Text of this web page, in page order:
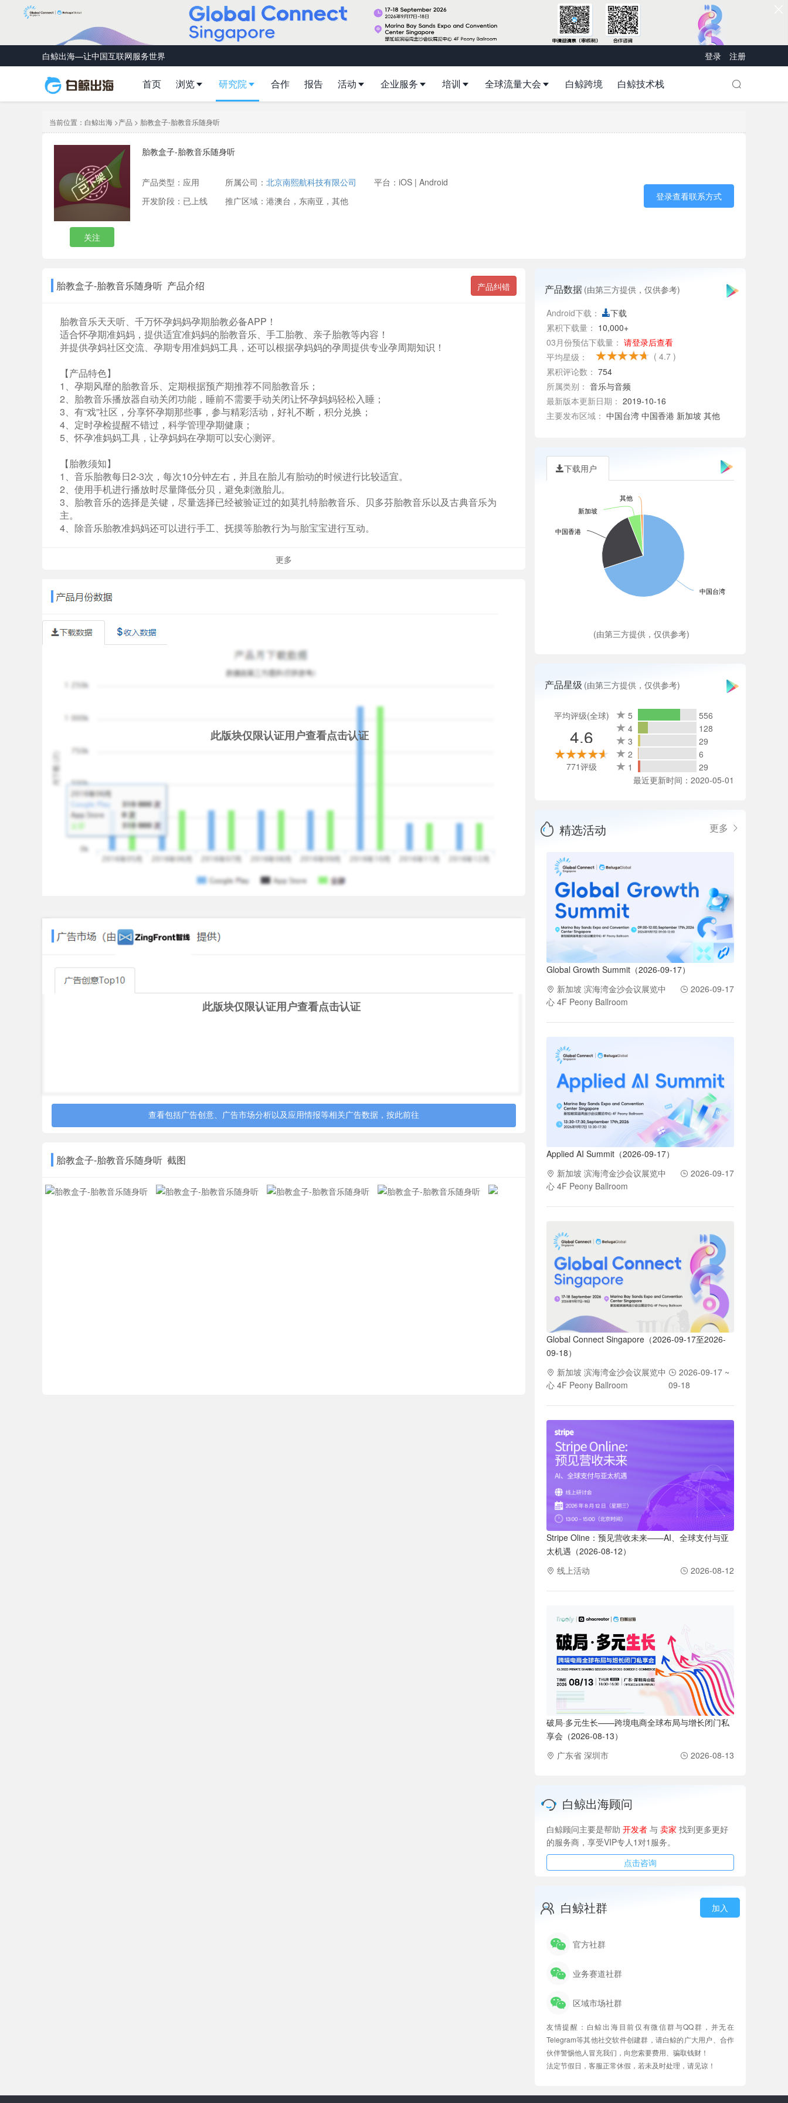
白鲸出海—让中国互联网服务世界 登录 注册
首页 浏览 研究院 合作 报告 活动 企业服务 培训 全球流量大会 白鲸跨境 白鲸技术栈
当前位置： 白鲸出海 >产品 > 胎教盒子-胎教音乐随身听
关注
胎教盒子-胎教音乐随身听
产品类型： 应用
开发阶段：已上线
所属公司： 北京南熙航科技有限公司
推广区域：港澳台，东南亚，其他
平台：iOS | Android
登录查看联系方式
胎教盒子-胎教音乐随身听 产品介绍 产品纠错
胎教音乐天天听、千万怀孕妈妈孕期胎教必备APP！
适合怀孕期准妈妈，提供适宜准妈妈的胎教音乐、手工胎教、亲子胎教等内容！
并提供孕妈社区交流、孕期专用准妈妈工具，还可以根据孕妈妈的孕周提供专业孕周期知识！
【产品特色】
1、孕期风靡的胎教音乐、定期根据预产期推荐不同胎教音乐；
2、胎教音乐播放器自动关闭功能，睡前不需要手动关闭让怀孕妈妈轻松入睡；
3、有“戏”社区，分享怀孕期那些事，参与精彩活动，好礼不断，积分兑换；
4、定时孕检提醒不错过，科学管理孕期健康；
5、怀孕准妈妈工具，让孕妈妈在孕期可以安心测评。
【胎教须知】
1、音乐胎教每日2-3次，每次10分钟左右，并且在胎儿有胎动的时候进行比较适宜。
2、使用手机进行播放时尽量降低分贝，避免刺激胎儿。
3、胎教音乐的选择是关键，尽量选择已经被验证过的如莫扎特胎教音乐、贝多芬胎教音乐以及古典音乐为
主。
4、除音乐胎教准妈妈还可以进行手工、抚摸等胎教行为与胎宝宝进行互动。
“今天在网上搜索到这个软件，很好用，很适用，我要和我的宝宝天天用它”
“非常满意的胎教软件，各方面非常好。支持。推荐给所有的准妈妈”
“这个软件不仅可以让宝贝听我们妈妈也可以学习”
【祝福怀孕的妈妈】
希望胎教盒子为您提供的胎教音乐等服务让您的孕期生活更舒心、快乐。祝孕妈一切顺利。
【联系我们】
客服工作时间：周一至周五 9:00-18:00
更多
此版块仅限认证用户查看点击认证
此版块仅限认证用户查看点击认证
查看包括广告创意、广告市场分析以及应用情报等相关广告数据，按此前往
胎教盒子-胎教音乐随身听 截图
产品数据 (由第三方提供，仅供参考)
Android下载：
下载
累积下载量： 10,000+
03月份预估下载量： 请登录后查看
平均星级：
( 4.7 )
累积评论数： 754
所属类别： 音乐与音频
最新版本更新日期： 2019-10-16
主要发布区域： 中国台湾 中国香港 新加坡 其他
下载用户
中国台湾
中国香港
新加坡
其他
(由第三方提供，仅供参考)
产品星级 (由第三方提供，仅供参考)
平均评级(全球)
4.6
771评级
5
556
4
128
3
29
2
6
1
29
最近更新时间：2020-05-01
精选活动 更多
Global Growth Summit（2026-09-17）
新加坡 滨海湾金沙会议展览中
心 4F Peony Ballroom
2026-09-17
Applied AI Summit（2026-09-17）
新加坡 滨海湾金沙会议展览中
心 4F Peony Ballroom
2026-09-17
Global Connect Singapore（2026-09-17至2026-
09-18）
新加坡 滨海湾金沙会议展览中
心 4F Peony Ballroom
2026-09-17 ~
09-18
Stripe Oline：预见营收未来——AI、全球支付与亚
太机遇（2026-08-12）
线上活动
2026-08-12
破局·多元生长——跨境电商全球布局与增长闭门私
享会（2026-08-13）
广东省 深圳市
2026-08-13
白鲸出海顾问
白鲸顾问主要是帮助 开发者 与 卖家 找到更多更好
的服务商，享受VIP专人1对1服务。
点击咨询
白鲸社群 加入
官方社群
业务赛道社群
区域市场社群
友情提醒：白鲸出海目前仅有微信群与QQ群，并无在
Telegram等其他社交软件创建群，请白鲸的广大用户、合作
伙伴警惕他人冒充我们，向您索要费用、骗取钱财！
法定节假日，客服正常休假，若未及时处理，请见谅！